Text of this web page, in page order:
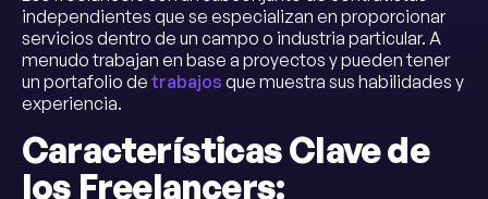
independientes que se especializan en proporcionar
servicios dentro de un campo o industria particular. A
menudo trabajan en base a proyectos y pueden tener
un portafolio de trabajos que muestra sus habilidades y
experiencia.
Características Clave de
los Freelancers: